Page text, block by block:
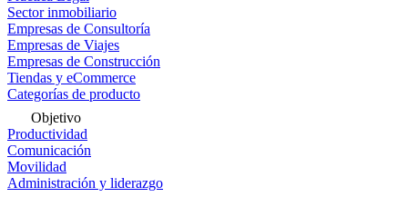
Sector inmobiliario
Empresas de Consultoría
Empresas de Viajes
Empresas de Construcción
Tiendas y eCommerce
Categorías de producto
Objetivo
Productividad
Comunicación
Movilidad
Administración y liderazgo